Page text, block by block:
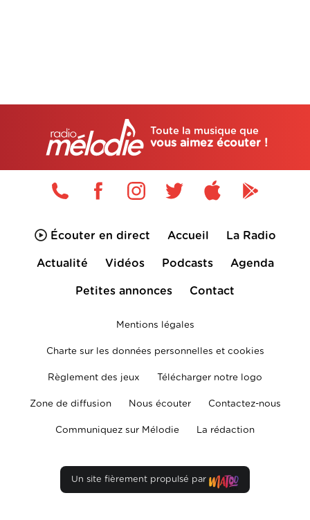
Toute la musique que
vous aimez écouter !
Écouter en direct Accueil La Radio
Actualité Vidéos Podcasts Agenda
Petites annonces Contact
Mentions légales
Charte sur les données personnelles et cookies
Règlement des jeux Télécharger notre logo
Zone de diffusion Nous écouter Contactez-nous
Communiquez sur Mélodie La rédaction
Un site fièrement propulsé par